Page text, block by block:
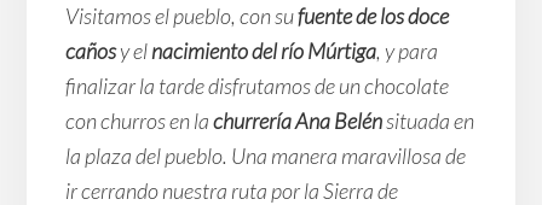
Visitamos el pueblo, con sufuente de los doce
cañosy elnacimiento del río Múrtiga, y para
finalizar la tarde disfrutamos de un chocolate
con churros en lachurrería Ana Belénsituada en
la plaza del pueblo. Una manera maravillosa de
ir cerrando nuestra ruta por la Sierra de